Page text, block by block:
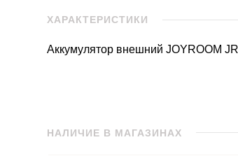
ХАРАКТЕРИСТИКИ
Аккумулятор внешний JOYROOM
НАЛИЧИЕ В МАГАЗИНАХ